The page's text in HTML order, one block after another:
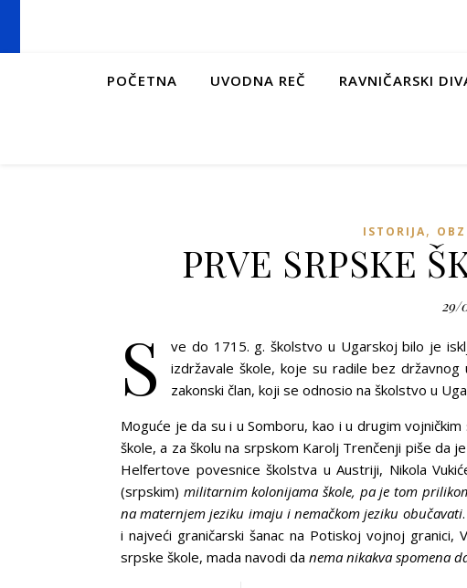
POČETNA UVODNA REČ RAVNIČARSKI
ISTORIJA,
PRVE SRPSKE
29/
S
ve do 1715. g. školstvo u Ugarskoj bilo je
izdržavale škole, koje su radile bez
zakonski član, koji se odnosio na školstvo u
Moguće je da su i u Somboru, kao i u drugim
škole, a za školu na srpskom Karolj Trenčenji piše da
Helfertove povesnice školstva u Austriji, Nikola
(srpskim) militarnim kolonijama škole, pa je tom
na maternjem jeziku imaju i nemačkom jeziku obučavati
i najveći graničarski šanac na Potiskoj vojnoj
srpske škole, mada navodi da nema nikakva spomena